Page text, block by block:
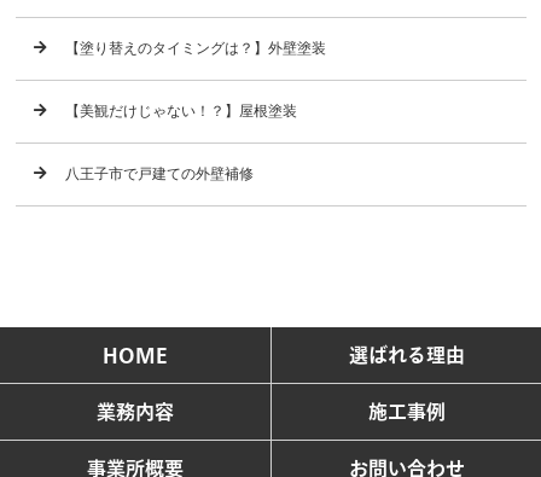
【塗り替えのタイミングは？】外壁塗装
【美観だけじゃない！？】屋根塗装
八王子市で戸建ての外壁補修
HOME 選ばれる理由
業務内容 施工事例
事業所概要 お問い合わせ